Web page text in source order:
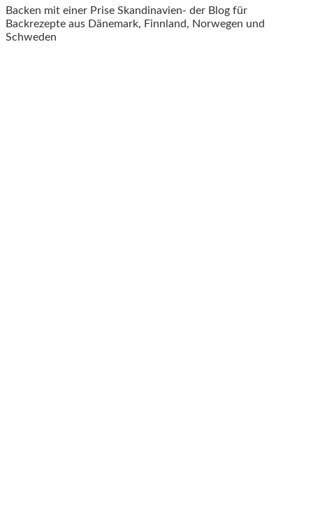
Backen mit einer Prise Skandinavien- der Blog für
Backrezepte aus Dänemark, Finnland, Norwegen und
Schweden